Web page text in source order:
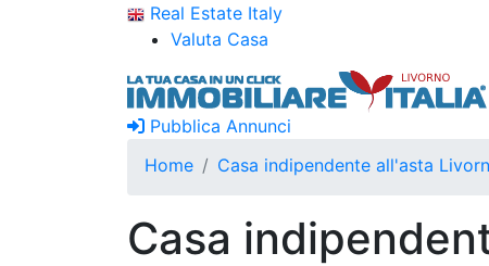
Real Estate Italy
Valuta Casa
Pubblica Annunci
Home
Casa indipendente all'asta
Casa